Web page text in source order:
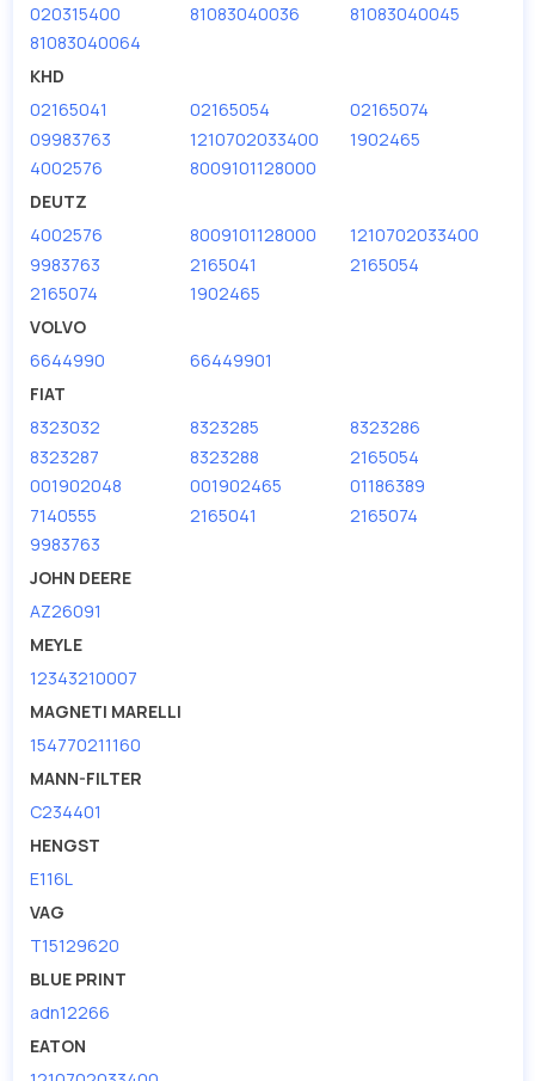
020315400
81083040036
81083040045
81083040064
KHD
02165041
02165054
02165074
09983763
1210702033400
1902465
4002576
8009101128000
DEUTZ
4002576
8009101128000
1210702033400
9983763
2165041
2165054
2165074
1902465
VOLVO
6644990
66449901
FIAT
8323032
8323285
8323286
8323287
8323288
2165054
001902048
001902465
01186389
7140555
2165041
2165074
9983763
JOHN DEERE
AZ26091
MEYLE
12343210007
MAGNETI MARELLI
154770211160
MANN-FILTER
C234401
HENGST
E116L
VAG
T15129620
BLUE PRINT
adn12266
EATON